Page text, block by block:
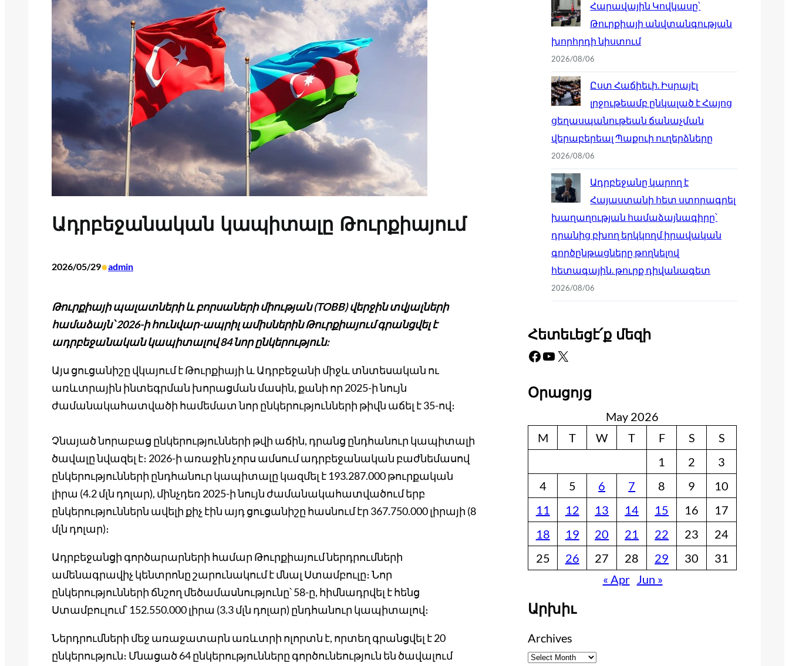
Ադրբեջանական կապիտալը Թուրքիայում
2026/05/29•admin
Թուրքիայի պալատների և բորսաների միության (TOBB) վերջին տվյալների
համաձայն՝ 2026-ի հունվար-ապրիլ ամիսներին Թուրքիայում գրանցվել է
ադրբեջանական կապիտալով 84 նոր ընկերություն:
Այս ցուցանիշը վկայում է Թուրքիայի և Ադրբեջանի միջև տնտեսական ու
առևտրային ինտեգրման խորացման մասին, քանի որ 2025-ի նույն
ժամանակահատվածի համեմատ նոր ընկերությունների թիվն աճել է 35-ով։
Չնայած նորաբաց ընկերությունների թվի աճին, դրանց ընդհանուր կապիտալի
ծավալը նվազել է։ 2026-ի առաջին չորս ամսում ադրբեջանական բաժնեմասով
ընկերությունների ընդհանուր կապիտալը կազմել է 193.287.000 թուրքական
լիրա (4.2 մլն դոլար), մինչդեռ 2025-ի նույն ժամանակահատվածում երբ
ընկերություններն ավելի քիչ էին այդ ցուցանիշը հասնում էր 367.750.000 լիրայի (8
մլն դոլար)։
Ադրբեջանցի գործարարների համար Թուրքիայում ներդրումների
ամենագրավիչ կենտրոնը շարունակում է մնալ Ստամբուլը։ Նոր
ընկերությունների ճնշող մեծամասնությունը՝ 58-ը, հիմնադրվել է հենց
Ստամբուլում՝ 152.550.000 լիրա (3.3 մլն դոլար) ընդհանուր կապիտալով։
Ներդրումների մեջ առաջատարն առևտրի ոլորտն է, որտեղ գրանցվել է 20
ընկերություն։ Մնացած 64 ընկերությունները գործունեություն են ծավալում
Հարավային Կովկասը՝
Թուրքիայի անվտանգության
խորհրդի նիստում
2026/08/06
Ըստ Հաճիեւի. Իսրայէլ
լրջութեամբ ընկալած է Հայոց
ցեղասպանութեան ճանաչման
վերաբերեալ Պաքուի ուղերձները
2026/08/06
Ադրբեջանը կարող է
Հայաստանի հետ ստորագրել
խաղաղության համաձայնագիրը՝
դրանից բխող երկկողմ իրավական
գործընթացները թողնելով
հետագային. թուրք դիվանագետ
2026/08/06
Հետեւեցէ՛ք մեզի
Facebook YouTube X
Օրացոյց
May 2026
M
T W T F S
S
1
2
3
4
5 6 7 8 9
10
11
12 13 14 15 16
17
18
19 20 21 22 23
24
25
26 27 28 29 30
31
« Apr
Jun »
Արխիւ
Archives